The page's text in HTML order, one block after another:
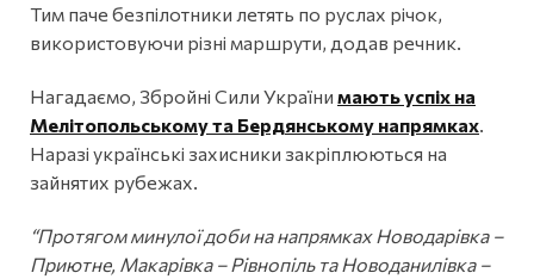
Тим паче безпілотники летять по руслах річок,
використовуючи різні маршрути, додав речник.
Нагадаємо, Збройні Сили України мають успіх на
Мелітопольському та Бердянському напрямках
Наразі українські захисники закріплюються на
зайнятих рубежах.
“Протягом минулої доби на напрямках Новодарівка –
Приютне, Макарівка – Рівнопіль та Новоданилівка –